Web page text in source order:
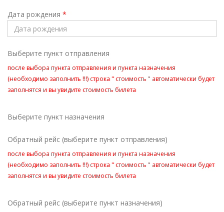
Дата рождения *
Выберите пункт отправления
после выбора пункта отправления и пункта назначения
(необходимо заполнить !!!) строка " стоимость " автоматически будет
заполнятся и вы увидите стоимость билета
Выберите пункт назначения
Обратный рейс (выберите пункт отправления)
после выбора пункта отправления и пункта назначения
(необходимо заполнить !!!) строка " стоимость " автоматически будет
заполнятся и вы увидите стоимость билета
Обратный рейс (выберите пункт назначения)